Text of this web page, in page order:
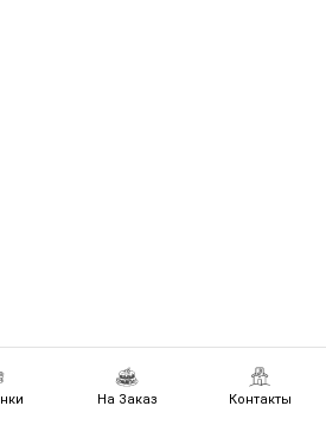
На Заказ Контакты